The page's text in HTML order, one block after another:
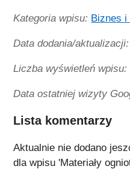
Kategoria wpisu: Biznes i
Data dodania/aktualizacji:
Liczba wyświetleń wpisu:
Data ostatniej wizyty
Lista komentarzy
Aktualnie nie dodano
dla wpisu 'Materiały